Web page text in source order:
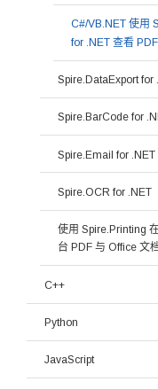
C#/VB.NET 使用
for .NET 查看
Spire.DataExport for
Spire.BarCode for
Spire.Email for .NET
Spire.OCR for .NET
使用 Spire.Printing
台 PDF 与 Office 文
C++
Python
JavaScript